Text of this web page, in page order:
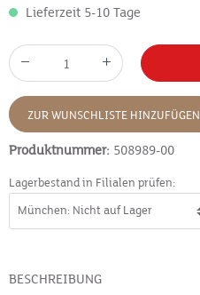
Lieferzeit 5-10 Tage
ZUR WUNSCHLISTE HINZUFÜGEN
Produktnummer: 508989-00
Lagerbestand in Filialen prüfen:
BESCHREIBUNG